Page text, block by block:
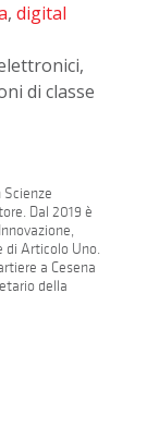
, digital
di classe
Dal 2019 è
di Articolo Uno.
a Cesena
della